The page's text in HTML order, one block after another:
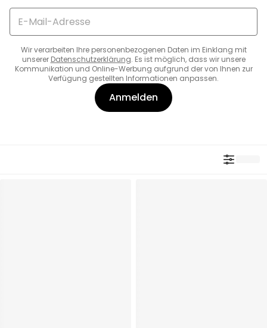
Wir verarbeiten Ihre personenbezogenen Daten im Einklang mit
unserer Datenschutzerklärung. Es ist möglich, dass wir unsere
Kommunikation und Online-Werbung aufgrund der von Ihnen zur
Verfügung gestellten Informationen anpassen.
Anmelden